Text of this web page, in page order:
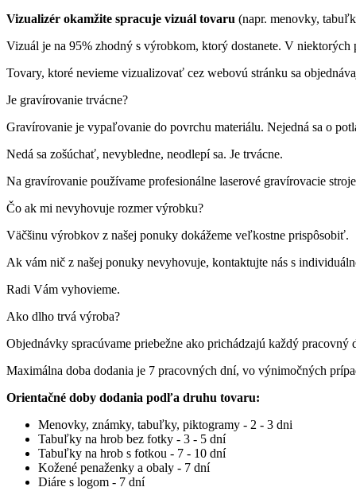
Vizualizér okamžite spracuje vizuál tovaru (napr. menovky,
Vizuál je na 95% zhodný s výrobkom, ktorý dostanete. V
Tovary, ktoré nevieme vizualizovať cez webovú stránku sa
Je gravírovanie trvácne?
Gravírovanie je vypaľovanie do povrchu materiálu. Nejedná sa o
Nedá sa zošúchať, nevybledne, neodlepí sa. Je trvácne.
Na gravírovanie používame profesionálne laserové gravírovacie
Čo ak mi nevyhovuje rozmer výrobku?
Väčšinu výrobkov z našej ponuky dokážeme veľkostne prispôsobiť.
Ak vám nič z našej ponuky nevyhovuje, kontaktujte nás s
Radi Vám vyhovieme.
Ako dlho trvá výroba?
Objednávky spracúvame priebežne ako prichádzajú každý pracovný
Maximálna doba dodania je 7 pracovných dní, vo výnimočných
Orientačné doby dodania podľa druhu tovaru:
Menovky, známky, tabuľky, piktogramy - 2 - 3 dni
Tabuľky na hrob bez fotky - 3 - 5 dní
Tabuľky na hrob s fotkou - 7 - 10 dní
Kožené penaženky a obaly - 7 dní
Diáre s logom - 7 dní